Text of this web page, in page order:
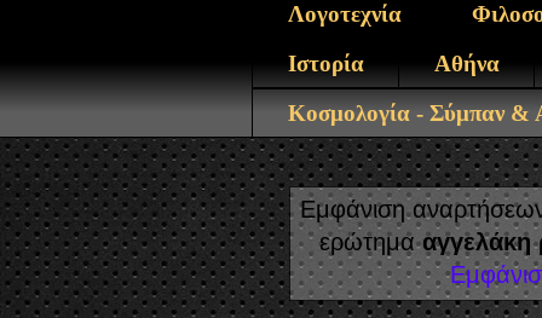
Λογοτεχνία
Ιστορία
Αθήνα
Κοσμολογία - Σύμπαν &
Εμφάνιση
ερώτημααγγελάκη